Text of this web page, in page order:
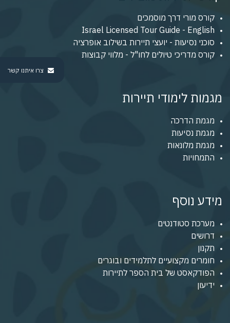
צרו איתנו קשר
קורס מורי דרך מוסמכים
Israel Licensed Tour Guide - English
סוכני נסיעות - יועצי תיירות בשילוב אופרציה
קורס מדריכי טיולים לחו"ל - מלווי קבוצות
מגמות לימודי תיירות
מגמת הדרכה
מגמת נסיעות
מגמת מלונאות
התמחויות
מידע נוסף
מערכת סטודנטים
דרושים
תקנון
חומרים מקצועיים לתלמידים ובוגרים
הפודקאסט של בית הספר לתיירות
ידיעון